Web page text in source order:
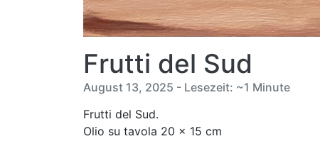
Frutti del Sud
August 13, 2025 - Lesezeit: ~1 Minute
Frutti del Sud.
Olio su tavola 20 x 15 cm